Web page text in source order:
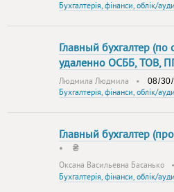
Бухгалтерія, фінанси, облік/
Главный бухгалтер (по
удаленно ОСББ, ТОВ,
Людмила Людмила •
Бухгалтерія, фінанси, облік/
Главный бухгалтер
• ₴
Оксана Васильевна Басанько
Бухгалтерія, фінанси, облік/